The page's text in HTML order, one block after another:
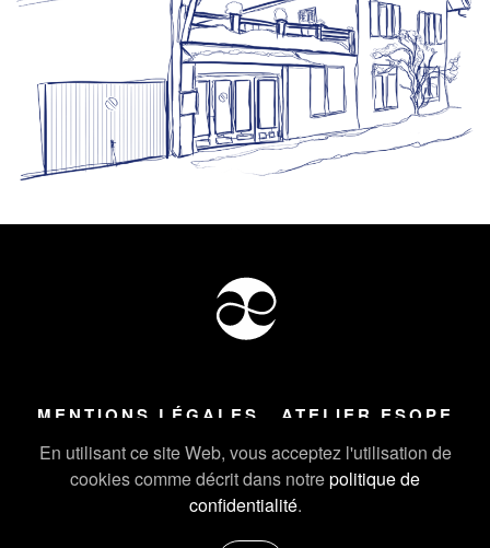
En utilisant ce site Web, vous acceptez l'utilisation de
cookies comme décrit dans notrepolitique de
confidentialité.
MENTIONS LÉGALES ATELIER ESOPE